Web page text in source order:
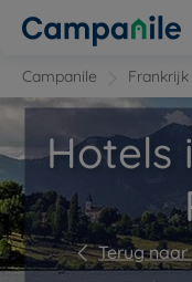
Campanile Frankrijk
Hotels
Terug